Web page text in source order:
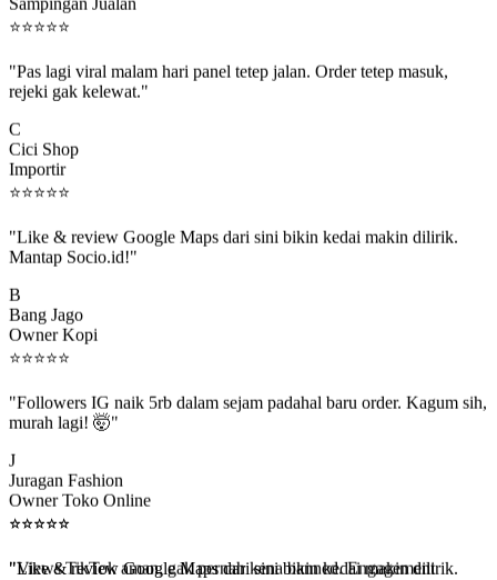
⭐⭐⭐⭐⭐
rejeki gak kelewat."
Cici Shop
Importir
⭐⭐⭐⭐⭐
Mantap Socio.id!"
Bang Jago
Owner Kopi
⭐⭐⭐⭐ ⭐
murah lagi! 🤯"
Juragan Fashion
Owner Toko Online
⭐⭐⭐⭐ ⭐
beneran naik, algoritma suka."